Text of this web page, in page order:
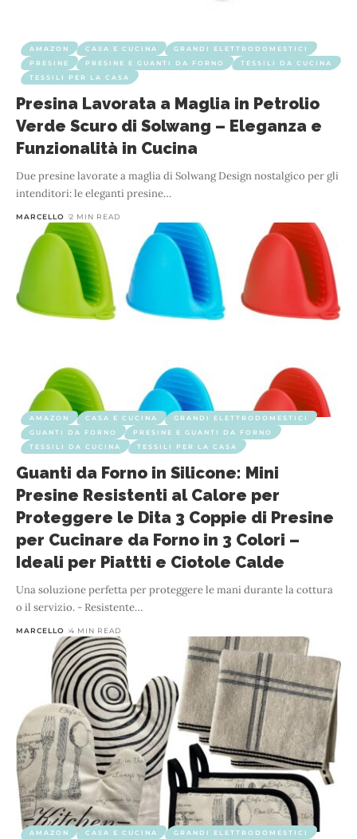
AMAZON CASA E CUCINA
GRANDI ELETTRODOMESTICI
PRESINE
PRESINE E GUANTI DA FORNO
TESSILI DA CUCINA
TESSILI PER LA CASA
Presina Lavorata a Maglia in Petrolio
Verde Scuro di Solwang – Eleganza e
Funzionalità in Cucina
Due presine lavorate a maglia di Solwang Design nostalgico per gli
intenditori: le eleganti presine…
MARCELLO 2 MIN READ
AMAZON CASA E CUCINA
GRANDI ELETTRODOMESTICI
GUANTI DA FORNO
PRESINE E GUANTI DA FORNO
TESSILI DA CUCINA
TESSILI PER LA CASA
Guanti da Forno in Silicone: Mini
Presine Resistenti al Calore per
Proteggere le Dita 3 Coppie di Presine
per Cucinare da Forno in 3 Colori –
Ideali per Piattti e Ciotole Calde
Una soluzione perfetta per proteggere le mani durante la cottura
o il servizio. - Resistente…
MARCELLO 4 MIN READ
AMAZON CASA E CUCINA
GRANDI ELETTRODOMESTICI